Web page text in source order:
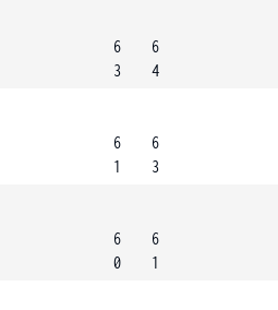
6
3
6
4
6
1
6
3
6
0
6
1